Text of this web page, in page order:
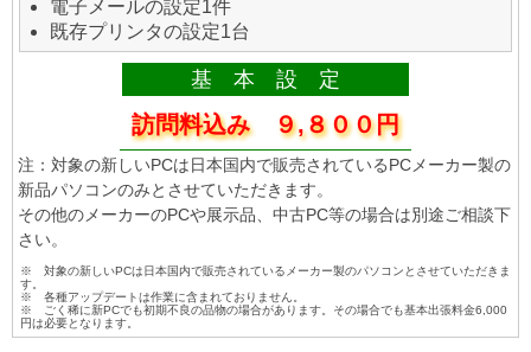
電子メールの設定1件
既存プリンタの設定1台
基 本 設 定
訪問料込み ９,８００円
注：対象の新しいPCは日本国内で販売されているPCメーカー製の
新品パソコンのみとさせていただきます。
その他のメーカーのPCや展示品、中古PC等の場合は別途ご相談下
さい。
※ 対象の新しいPCは日本国内で販売されているメーカー製のパソコンとさせていただきま
す。
※ 各種アップデートは作業に含まれておりません。
※ ごく稀に新PCでも初期不良の品物の場合があります。その場合でも基本出張料金6,000
円は必要となります。